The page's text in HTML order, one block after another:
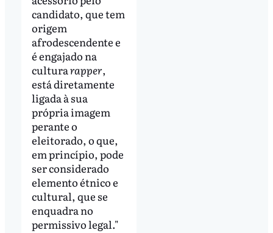
candidato, que tem
origem
afrodescendente e
é engajado na
culturarapper,
está diretamente
ligada à sua
própria imagem
perante o
eleitorado, o que,
em princípio, pode
ser considerado
elemento étnico e
cultural, que se
enquadra no
permissivo legal."